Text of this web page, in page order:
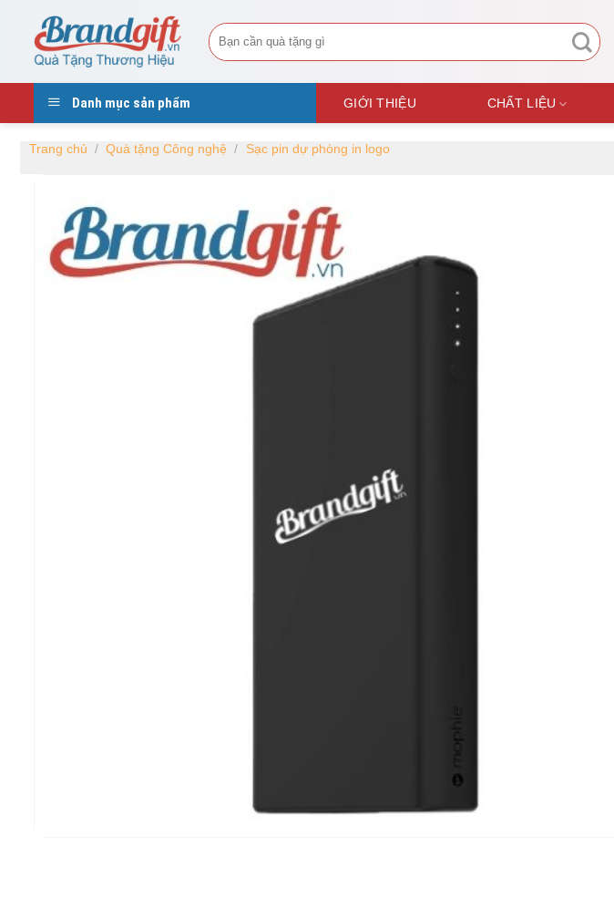
content
Tìm
kiếm:
Danh mục sản phẩm GIỚI THIỆU CHẤT LIỆU
Trang chủ / Quà tặng Công nghệ / Sạc pin dự phòng in logo